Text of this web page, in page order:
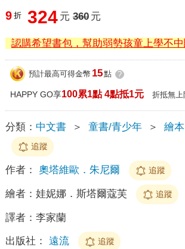
9 折 324 元 360 元
認購希望書包，幫助弱勢孩童上學不中
預計最高可得金幣 15點 ?
HAPPY GO享100累1點 4點抵1元 折抵無上
分類： 中文書 ＞ 童書/青少年 ＞ 繪本
追蹤
作者： 奧塔維歐．朱尼爾 追蹤
繪者： 娃妮娜．斯塔爾蔻芙 追蹤
譯者： 李家蘭
出版社： 遠流 追蹤